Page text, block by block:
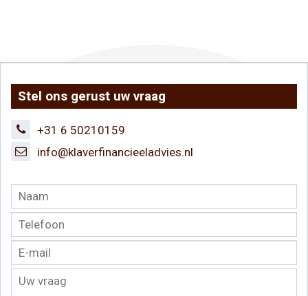
Stel ons gerust uw vraag
+31 6 50210159
info@klaverfinancieeladvies.nl